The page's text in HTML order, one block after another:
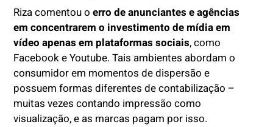
Riza comentou o erro de anunciantes e agências
em concentrarem o investimento de mídia em
vídeo apenas em plataformas sociais, como
Facebook e Youtube. Tais ambientes abordam o
consumidor em momentos de dispersão e
possuem formas diferentes de contabilização –
muitas vezes contando impressão como
visualização, e as marcas pagam por isso.